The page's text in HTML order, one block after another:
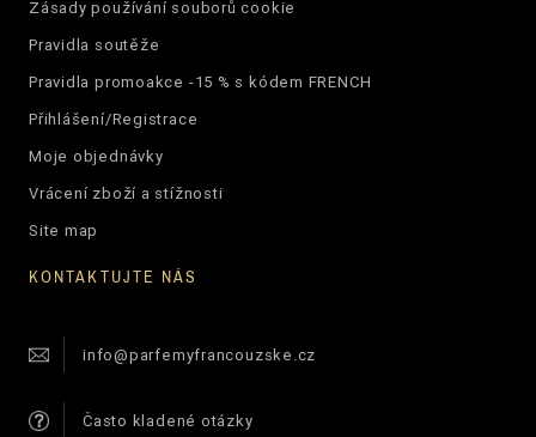
Zásady používání souborů cookie
Pravidla soutěže
Pravidla promoakce -15 % s kódem FRENCH
Přihlášení/Registrace
Moje objednávky
Vrácení zboží a stížnosti
Site map
KONTAKTUJTE NÁS
info@parfemyfrancouzske.cz
Často kladené otázky